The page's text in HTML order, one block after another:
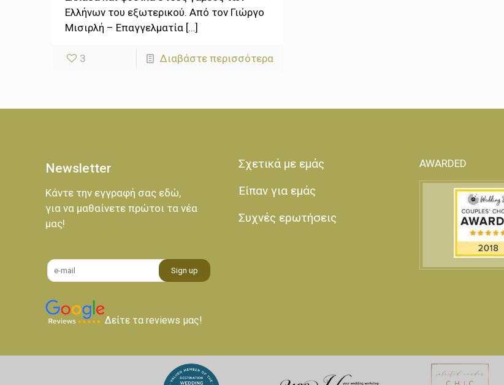
Ελλήνων του εξωτερικού. Από τον Γιώργο
Μισιρλή – Επαγγελματία […]
3 Διαβάστε περισσότερα
Newsletter
Κάντε την εγγραφή σας εδώ,
για να μαθαίνετε πρώτοι τα νέα
μας!
Δείτε τα reviews μας!
Σχετικά με εμάς
Είπαν για εμάς
Συχνές ερωτήσεις
AWARDED